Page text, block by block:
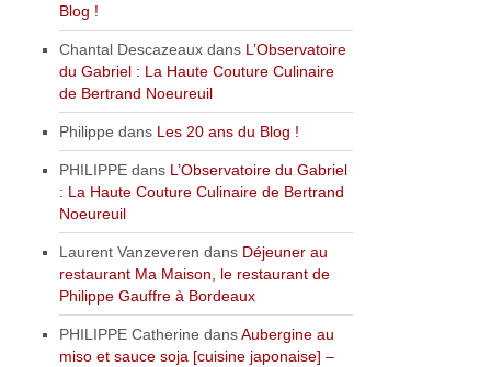
Blog !
Chantal Descazeaux dans L’Observatoire
du Gabriel : La Haute Couture Culinaire
de Bertrand Noeureuil
Philippe dans Les 20 ans du Blog !
PHILIPPE dans L’Observatoire du Gabriel
: La Haute Couture Culinaire de Bertrand
Noeureuil
Laurent Vanzeveren dans Déjeuner au
restaurant Ma Maison, le restaurant de
Philippe Gauffre à Bordeaux
PHILIPPE Catherine dansAubergine au
miso et sauce soja [cuisine japonaise] –